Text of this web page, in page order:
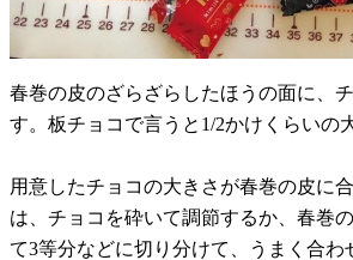
春巻の皮のざらざらしたほうの面に、
す。板チョコで言うと1/2かけくらいの
用意したチョコの大きさが春巻の皮に
は、チョコを砕いて調節するか、春巻
て3等分などに切り分けて、うまく合わ